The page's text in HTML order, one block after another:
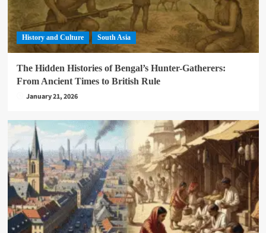
History and Culture South Asia
The Hidden Histories of Bengal’s Hunter-Gatherers:
From Ancient Times to British Rule
January 21, 2026